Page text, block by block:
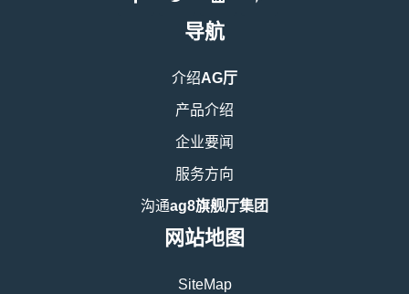
导航
介绍AG厅
产品介绍
企业要闻
服务方向
沟通ag8旗舰厅集团
网站地图
SiteMap